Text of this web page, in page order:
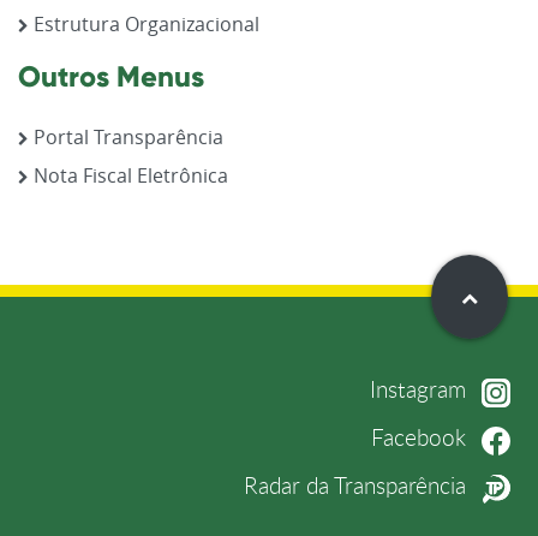
Estrutura Organizacional
Outros Menus
Portal Transparência
Nota Fiscal Eletrônica
Instagram
Facebook
Radar da Transparência